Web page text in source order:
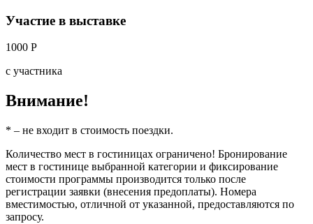
Участие в выставке
1000 Р
с участника
Внимание!
* – не входит в стоимость поездки.
Количество мест в гостиницах ограничено! Бронирование
мест в гостинице выбранной категории и фиксирование
стоимости программы производится только после
регистрации заявки (внесения предоплаты). Номера
вместимостью, отличной от указанной, предоставляются по
запросу.